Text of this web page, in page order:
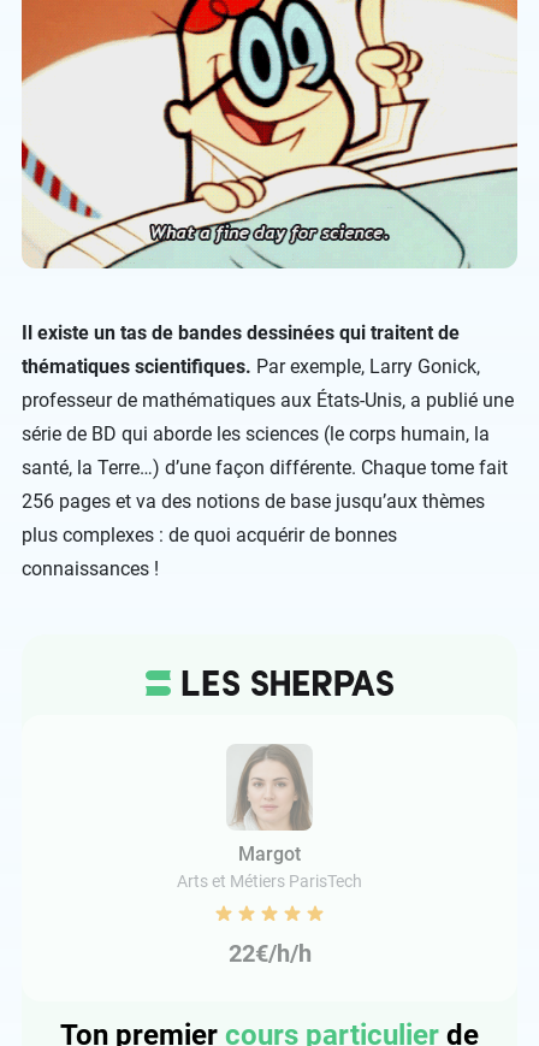
Il existe un tas de bandes dessinées qui traitent de
thématiques scientifiques. Par exemple, Larry Gonick,
professeur de mathématiques aux États-Unis, a publié une
série de BD qui aborde les sciences (le corps humain, la
santé, la Terre…) d’une façon différente. Chaque tome fait
256 pages et va des notions de base jusqu’aux thèmes
plus complexes : de quoi acquérir de bonnes
connaissances !
Margot
Arts et Métiers ParisTech
22€/h/h
Ton premier cours particulier de